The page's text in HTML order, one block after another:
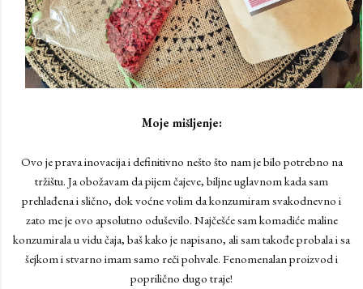
Moje mišljenje:
Ovo je prava inovacija i definitivno nešto što nam je bilo potrebno na
tržištu. Ja obožavam da pijem čajeve, biljne uglavnom kada sam
prehlađena i slično, dok voćne volim da konzumiram svakodnevno i
zato me je ovo apsolutno oduševilo. Najčešće sam komadiće maline
konzumirala u vidu čaja, baš kako je napisano, ali sam takođe probala i sa
šejkom i stvarno imam samo reči pohvale. Fenomenalan proizvod i
poprilično dugo traje!